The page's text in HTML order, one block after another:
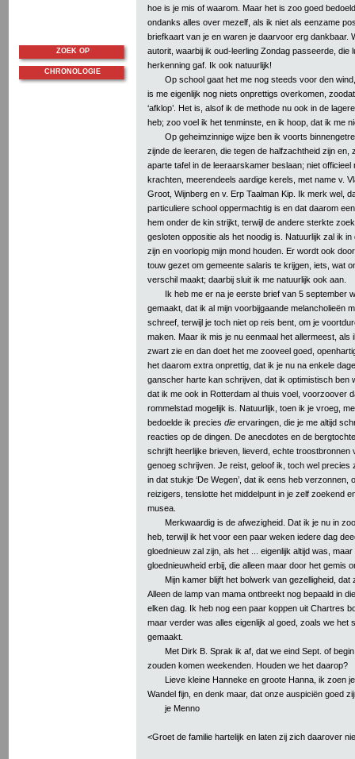
hoe is je mis of waarom. Maar het is zoo goed
ondanks alles over mezelf, als ik niet als eenzame
briefkaart van je en waren je daarvoor erg dankbaar.
autorit, waarbij ik oud-leerling Zondag passeerde, die
herkenning gaf. Ik ook natuurlijk!
Op school gaat het me nog steeds voor den
is me eigenlijk nog niets onprettigs overkomen,
‘afklop’. Het is, alsof ik de methode nu ook in de
heb; zoo voel ik het tenminste, en ik hoop, dat ik me
Op geheimzinnige wijze ben ik voorts
zijnde de leeraren, die tegen de halfzachtheid zijn en,
aparte tafel in de leeraarskamer beslaan; niet officieel
krachten, meerendeels aardige kerels, met name v.
Groot, Wijnberg en v. Erp Taalman Kip. Ik merk wel,
particuliere school oppermachtig is en dat daarom
hem onder de kin strijkt, terwijl de andere sterkte
gesloten oppositie als het noodig is. Natuurlijk zal ik
zijn en voorlopig mijn mond houden. Er wordt ook
touw gezet om gemeente salaris te krijgen, iets, wat
verschil maakt; daarbij sluit ik me natuurlijk ook aan.
Ik heb me er na je eerste brief van 5 september
gemaakt, dat ik al mijn voorbijgaande melancholieën
schreef, terwijl je toch niet op reis bent, om je
maken. Maar ik mis je nu eenmaal het allermeest, als
zwart zie en dan doet het me zooveel goed,
het daarom extra onprettig, dat ik je nu na enkele
ganscher harte kan schrijven, dat ik optimistisch ben
dat ik me ook in Rotterdam al thuis voel, voorzoover
rommelstad mogelijk is. Natuurlijk, toen ik je vroeg, me
bedoelde ik precies die ervaringen, die je me altijd
reacties op de dingen. De anecdotes en de
schrijft heerlijke brieven, lieverd, echte troostbronnen
genoeg schrijven. Je reist, geloof ik, toch wel precies
in dat stukje ‘De Wegen’, dat ik eens heb verzonnen,
reizigers, tenslotte het middelpunt in je zelf zoekend
musea.
Merkwaardig is de afwezigheid. Dat ik je nu in
heb, terwijl ik het voor een paar weken iedere dag
gloednieuw zal zijn, als het ... eigenlijk altijd was,
gloednieuwheid erbij, die alleen maar door het gemis
Mijn kamer blijft het bolwerk van gezelligheid, dat
Alleen de lamp van mama ontbreekt nog bepaald in
elken dag. Ik heb nog een paar koppen uit Chartres
maar verder was alles eigenlijk al goed, zoals we het
gemaakt.
Met Dirk B. Sprak ik af, dat we eind Sept. of
zouden komen weekenden. Houden we het daarop?
Lieve kleine Hanneke en groote Hanna, ik zoen
Wandel fijn, en denk maar, dat onze auspiciën goed
je Menno
<Groet de familie hartelijk en laten zij zich daarover
ZOEK OP
CHRONOLOGIE